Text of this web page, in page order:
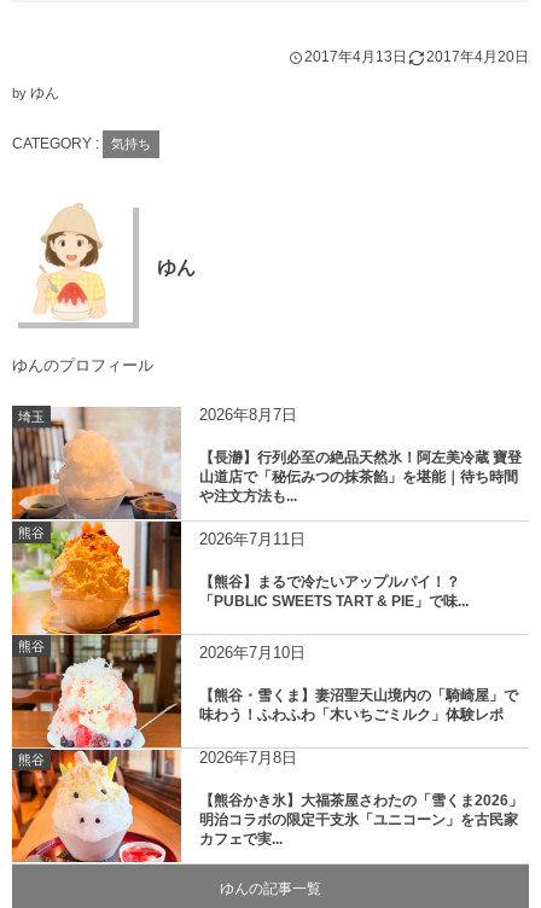
2017年4月13日 2017年4月20日
by ゆん
CATEGORY : 気持ち
ゆん
ゆんのプロフィール
埼玉 2026年8月7日
【長瀞】行列必至の絶品天然氷！阿左美冷蔵 寶登
山道店で「秘伝みつの抹茶餡」を堪能｜待ち時間
や注文方法も...
熊谷 2026年7月11日
【熊谷】まるで冷たいアップルパイ！？
「PUBLIC SWEETS TART & PIE」で味...
熊谷 2026年7月10日
【熊谷・雪くま】妻沼聖天山境内の「騎崎屋」で
味わう！ふわふわ「木いちごミルク」体験レポ
熊谷 2026年7月8日
【熊谷かき氷】大福茶屋さわたの「雪くま2026」
明治コラボの限定干支氷「ユニコーン」を古民家
カフェで実...
ゆんの記事一覧